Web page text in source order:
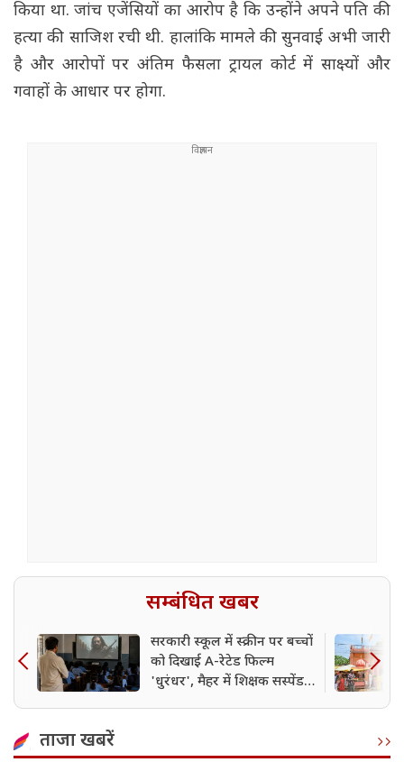
किया था. जांच एजेंसियों का आरोप है कि उन्होंने अपने पति की
हत्या की साजिश रची थी. हालांकि मामले की सुनवाई अभी जारी
है और आरोपों पर अंतिम फैसला ट्रायल कोर्ट में साक्ष्यों और
गवाहों के आधार पर होगा.
सम्बंधित खबर
सरकारी स्कूल में स्क्रीन पर बच्चों
को दिखाई A-रेटेड फिल्म
'धुरंधर', मैहर में शिक्षक सस्पेंड;
ताजा खबरें